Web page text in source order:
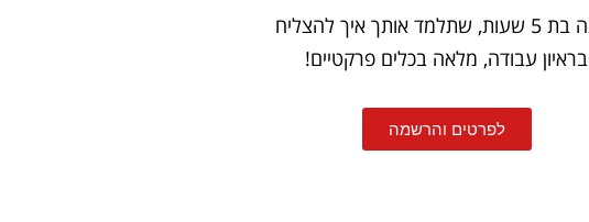
סדנה בת 5 שעות, שתלמד אותך איך להצליח
בראיון עבודה, מלאה בכלים פרקטיים!
לפרטים והרשמה